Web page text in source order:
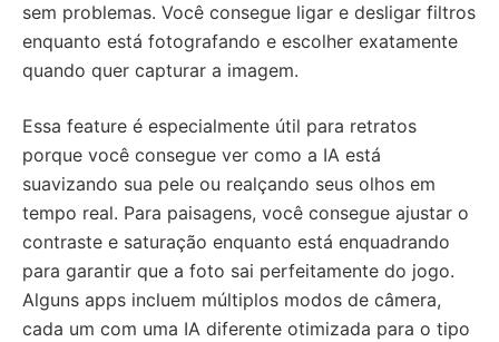
sem problemas. Você consegue ligar e desligar filtros
enquanto está fotografando e escolher exatamente
quando quer capturar a imagem.
Essa feature é especialmente útil para retratos
porque você consegue ver como a IA está
suavizando sua pele ou realçando seus olhos em
tempo real. Para paisagens, você consegue ajustar o
contraste e saturação enquanto está enquadrando
para garantir que a foto sai perfeitamente do jogo.
Alguns apps incluem múltiplos modos de câmera,
cada um com uma IA diferente otimizada para o tipo